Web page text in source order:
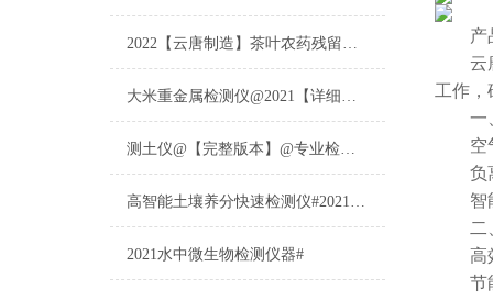
2022【云唐制造】茶叶农药残留检测仪多少钱一台@山东云唐仪器仪表制造
大米重金属检测仪@2021【详细版本】@专业检测大米重金属仪器仪表
测土仪@【完整版本】@专业检测土壤的仪器仪表
高智能土壤养分快速检测仪#2021【土壤养分检测专用仪器仪表】
2021水中微生物检测仪器#
产
云
工作，
一、
空气
负离
智能
二、
高效
节能